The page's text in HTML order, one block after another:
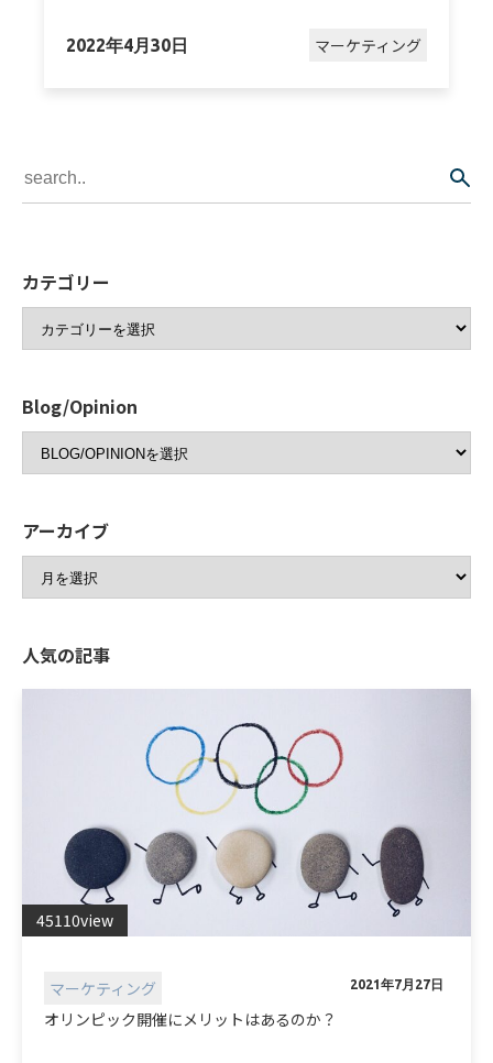
2022年4月30日 マーケティング
カテゴリー
Blog/Opinion
アーカイブ
人気の記事
45110view
マーケティング 2021年7月27日
オリンピック開催にメリットはあるのか？